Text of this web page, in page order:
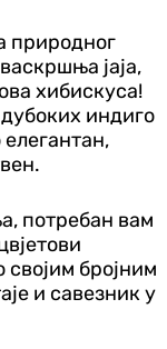
природног
јаја,
хибискуса!
индиго
потребан вам
бројним
и савезник у